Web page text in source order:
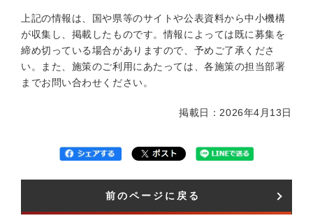
上記の情報は、国や県等のサイトや公表資料から中小機構
が収集し、掲載したものです。情報によっては既に募集を
締め切っている場合がありますので、予めご了承くださ
い。また、施策のご利用にあたっては、各施策の担当部署
までお問い合わせください。
掲載日：2026年4月13日
前のページに戻る